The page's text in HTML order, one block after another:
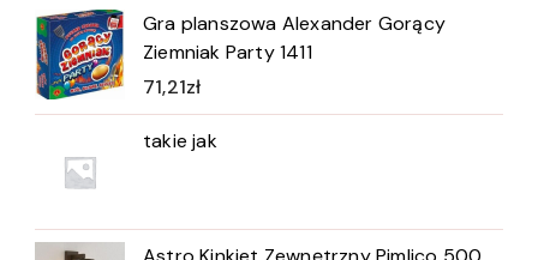
Gra planszowa Alexander Gorący
Ziemniak Party 1411
71,21zł
takie jak